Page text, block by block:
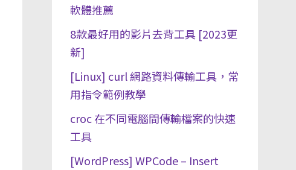
軟體推薦
8款最好用的影片去背工具 [2023更
新]
[Linux] curl 網路資料傳輸工具，常
用指令範例教學
croc 在不同電腦間傳輸檔案的快速
工具
[WordPress] WPCode – Insert